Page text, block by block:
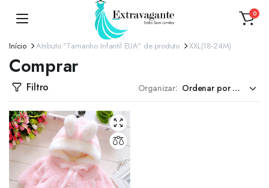
0
Início Atributo "Tamanho Infantil EUA" de produto XXL(18-24M)
Comprar
Filtro Organizar: